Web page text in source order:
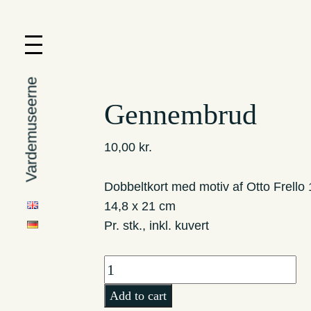
Vardemuseerne Gennembrud
10,00 kr.
Dobbeltkort med motiv af Otto Frello
14,8 x 21 cm
Pr. stk., inkl. kuvert
Gennembrud
quantity
Add to cart